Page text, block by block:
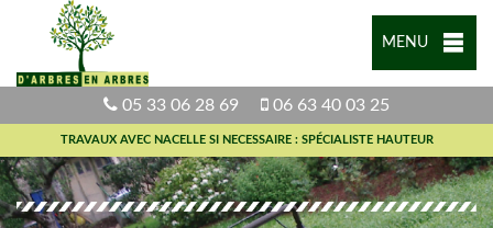
MENU
05 33 06 28 69 06 63 40 03 25
TRAVAUX AVEC NACELLE SI NECESSAIRE : SPÉCIALISTE HAUTEUR